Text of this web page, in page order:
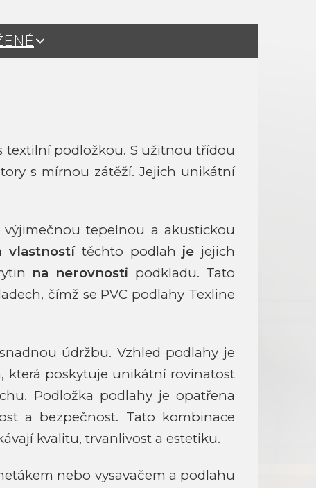
textilní podložkou. S užitnou třídou
s mírnou zátěží. Jejich unikátní
tepelnou a akustickou
vlastnostítěchto podlah je jejich
na nerovnosti podkladu. Tato
čímž se PVC podlahy Texline
údržbu. Vzhled podlahy je
která poskytuje unikátní rovinatost
Podložka podlahy je opatřena
a bezpečnost. Tato kombinace
kvalitu, trvanlivost a estetiku.
nebo vysavačem a podlahu